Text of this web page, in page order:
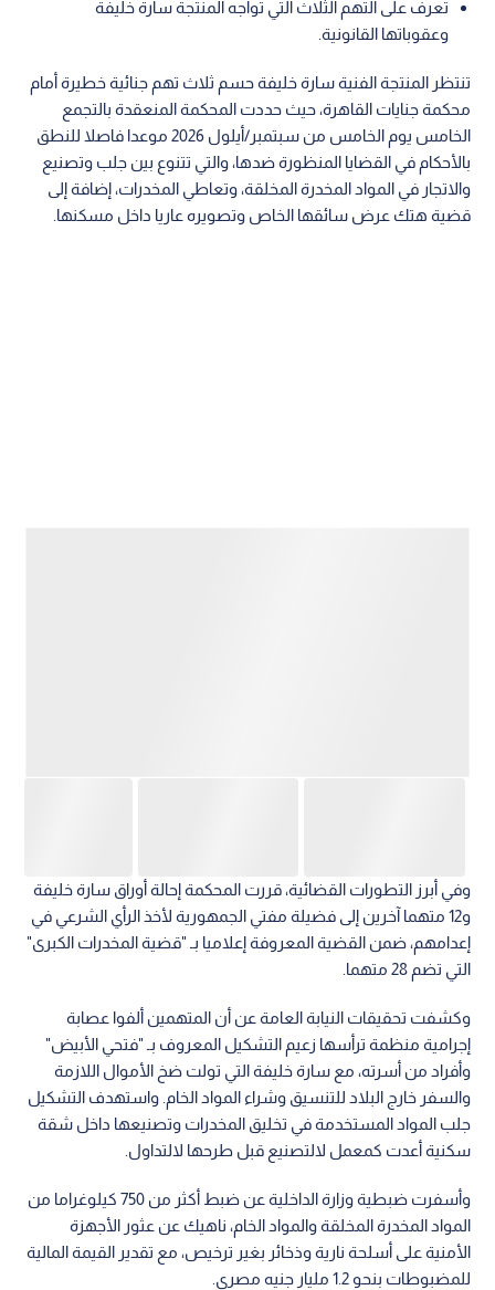
تعرف على التهم الثلاث التي تواجه المنتجة سارة خليفة
وعقوباتها القانونية.
تنتظر المنتجة الفنية سارة خليفة حسم ثلاث تهم جنائية خطيرة أمام
محكمة جنايات القاهرة، حيث حددت المحكمة المنعقدة بالتجمع
الخامس يوم الخامس من سبتمبر/أيلول 2026 موعدا فاصلا للنطق
بالأحكام في القضايا المنظورة ضدها، والتي تتنوع بين جلب وتصنيع
والاتجار في المواد المخدرة المخلقة، وتعاطي المخدرات، إضافة إلى
قضية هتك عرض سائقها الخاص وتصويره عاريا داخل مسكنها.
وفي أبرز التطورات القضائية، قررت المحكمة إحالة أوراق سارة خليفة
و12 متهما آخرين إلى فضيلة مفتي الجمهورية لأخذ الرأي الشرعي في
إعدامهم، ضمن القضية المعروفة إعلاميا بـ "قضية المخدرات الكبرى"
التي تضم 28 متهما.
وكشفت تحقيقات النيابة العامة عن أن المتهمين ألفوا عصابة
إجرامية منظمة ترأسها زعيم التشكيل المعروف بـ "فتحي الأبيض"
وأفراد من أسرته، مع سارة خليفة التي تولت ضخ الأموال اللازمة
والسفر خارج البلاد للتنسيق وشراء المواد الخام. واستهدف التشكيل
جلب المواد المستخدمة في تخليق المخدرات وتصنيعها داخل شقة
سكنية أعدت كمعمل لالتصنيع قبل طرحها لالتداول.
وأسفرت ضبطية وزارة الداخلية عن ضبط أكثر من 750 كيلوغراما من
المواد المخدرة المخلقة والمواد الخام، ناهيك عن عثور الأجهزة
الأمنية على أسلحة نارية وذخائر بغير ترخيص، مع تقدير القيمة المالية
للمضبوطات بنحو 1.2 مليار جنيه مصري.